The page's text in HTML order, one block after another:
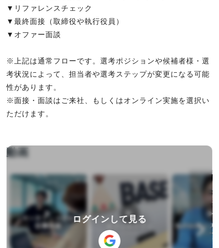
▼リファレンスチェック
▼最終面接（取締役や執行役員）
▼オファー面談
※上記は通常フローです。選考ポジションや候補者様・選
考状況によって、担当者や選考ステップが変更になる可能
性があります。
※面接・面談はご来社、もしくはオンライン実施を選択い
ただけます。
ログインして見る
動画
▶︎ ▶︎ ▶︎